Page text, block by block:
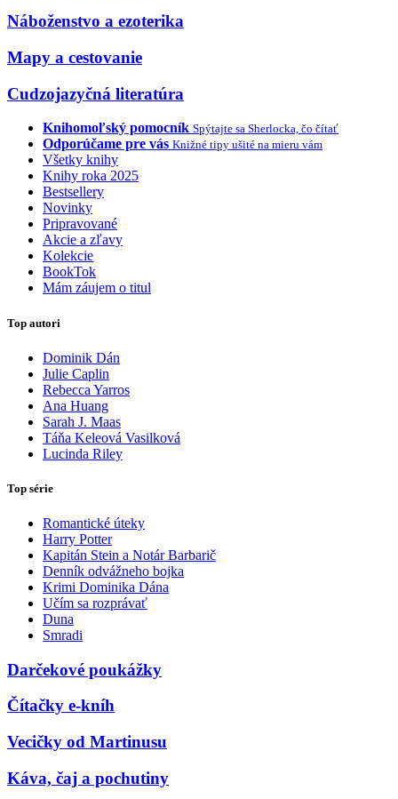
Náboženstvo a ezoterika
Mapy a cestovanie
Cudzojazyčná literatúra
Knihomoľský pomocník Spýtajte sa Sherlocka, čo čítať
Odporúčame pre vás Knižné tipy ušité na mieru vám
Všetky knihy
Knihy roka 2025
Bestsellery
Novinky
Pripravované
Akcie a zľavy
Kolekcie
BookTok
Mám záujem o titul
Top autori
Dominik Dán
Julie Caplin
Rebecca Yarros
Ana Huang
Sarah J. Maas
Táňa Keleová Vasilková
Lucinda Riley
Top série
Romantické úteky
Harry Potter
Kapitán Stein a Notár Barbarič
Denník odvážneho bojka
Krimi Dominika Dána
Učím sa rozprávať
Duna
Smradi
Darčekové poukážky
Čítačky e-kníh
Vecičky od Martinusu
Káva, čaj a pochutiny